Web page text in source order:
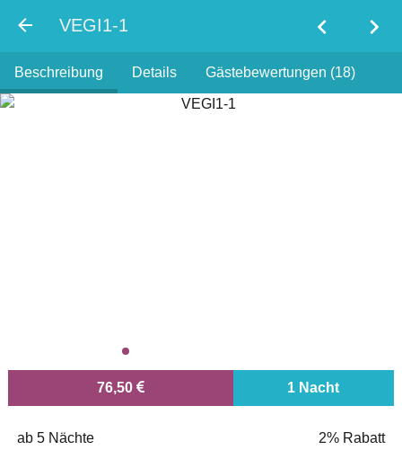
VEGI1-1 chevron_left chevron_right
Beschreibung Details Gästebewertungen (18)
76,50 1 Nacht
ab 5 Nächte 2% Rabatt